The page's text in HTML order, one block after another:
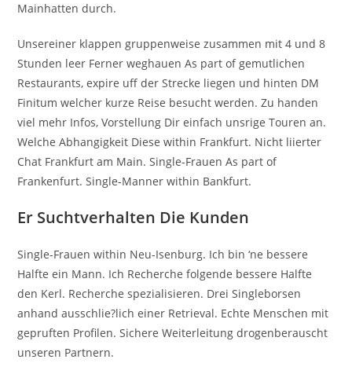
Mainhatten durch.
Unsereiner klappen gruppenweise zusammen mit 4 und 8
Stunden leer Ferner weghauen As part of gemutlichen
Restaurants, expire uff der Strecke liegen und hinten DM
Finitum welcher kurze Reise besucht werden. Zu handen
viel mehr Infos, Vorstellung Dir einfach unsrige Touren an.
Welche Abhangigkeit Diese within Frankfurt. Nicht liierter
Chat Frankfurt am Main. Single-Frauen As part of
Frankenfurt. Single-Manner within Bankfurt.
Er Suchtverhalten Die Kunden
Single-Frauen within Neu-Isenburg. Ich bin ‘ne bessere
Halfte ein Mann. Ich Recherche folgende bessere Halfte
den Kerl. Recherche spezialisieren. Drei Singleborsen
anhand ausschlie?lich einer Retrieval. Echte Menschen mit
gepruften Profilen. Sichere Weiterleitung drogenberauscht
unseren Partnern.